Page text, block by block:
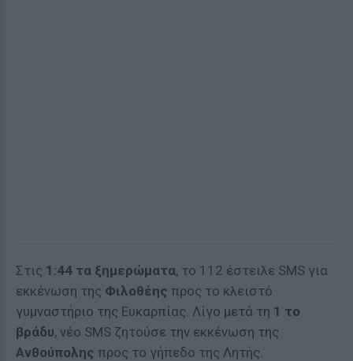
Στις 1:44 τα ξημερώματα, το 112 έστειλε SMS για
εκκένωση της Φιλοθέης προς το κλειστό
γυμναστήριο της Ευκαρπίας. Λίγο μετά τη 1 το
βράδυ, νέο SMS ζητούσε την εκκένωση της
Ανθούπολης προς το γήπεδο της Λητής.